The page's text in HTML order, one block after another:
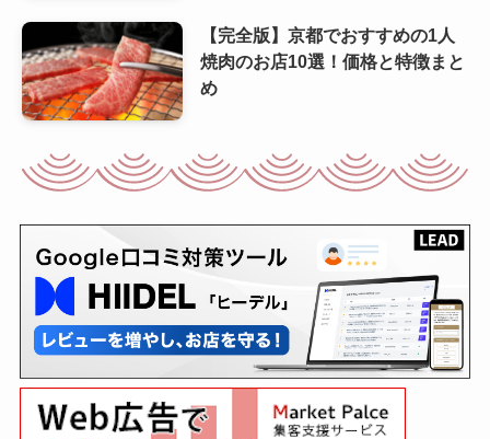
【完全版】京都でおすすめの1人
焼肉のお店10選！価格と特徴まと
め